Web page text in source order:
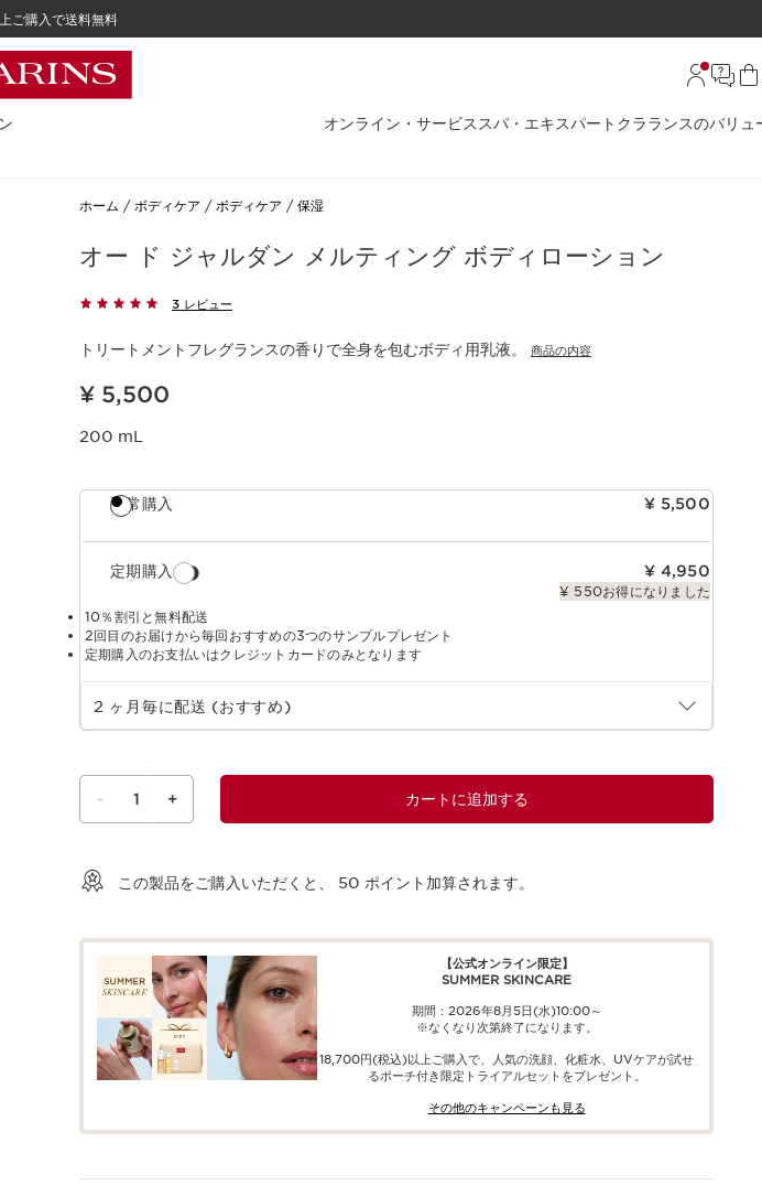
ご購入で送料無料
オンライン・サービス スパ・エキスパート クラランスのバリュ
ホーム ボディケア ボディケア 保湿
オー ド ジャルダン メルティング ボディローション
3 レビュー
トリートメントフレグランスの香りで全身を包むボディ用乳液。 商品の内容
現在表示中の製品の価格 ¥ 5,500
¥ 5,500
200 mL
通常購入 ¥ 5,500
定期購入 ¥ 4,950
¥ 550お得になりました
10％割引と無料配送
2回目のお届けから毎回おすすめの3つのサンプルプレゼント
定期購入のお支払いはクレジットカードのみとなります
定期購入の期間を選択
2 ヶ月毎に配送 (おすすめ)
- 1 + カートに追加する
この製品をご購入いただくと、 50 ポイント加算されます。
【公式オンライン限定】​​
SUMMER SKINCARE
期間：2026年8月5日(水)10:00～
※なくなり次第終了になります。
18,700円(税込)以上ご購入で、​人気の洗顔、化粧水、UVケアが試せ
る​ポーチ付き限定トライアルセットをプレゼント。​
その他のキャンペーンも見る​